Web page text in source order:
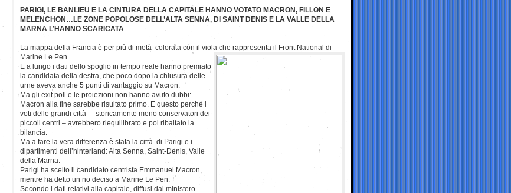
PARIGI, LE BANLIEU E LA CINTURA DELLA CAPITALE HANNO VOTATO MACRON, FILLON E
MELENCHON…LE ZONE POPOLOSE DELL’ALTA SENNA, DI SAINT DENIS E LA VALLE DELLA
MARNA L’HANNO SCARICATA
La mappa della Francia è per più di metà colorata con il viola che rappresenta il Front National di
Marine Le Pen.
E a lungo i dati dello spoglio in tempo reale hanno premiato
la candidata della destra, che poco dopo la chiusura delle
urne aveva anche 5 punti di vantaggio su Macron.
Ma gli exit poll e le proiezioni non hanno avuto dubbi:
Macron alla fine sarebbe risultato primo. E questo perchè i
voti delle grandi città – storicamente meno conservatori dei
piccoli centri – avrebbero riequilibrato e poi ribaltato la
bilancia.
Ma a fare la vera differenza è stata la città di Parigi e i
dipartimenti dell’hinterland: Alta Senna, Saint-Denis, Valle
della Marna.
Parigi ha scelto il candidato centrista Emmanuel Macron,
mentre ha detto un no deciso a Marine Le Pen.
Secondo i dati relativi alla capitale, diffusi dal ministero